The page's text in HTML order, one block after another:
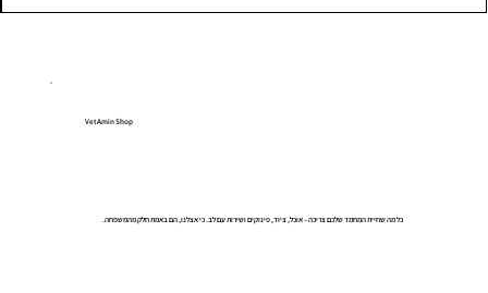
VetAmin Shop
כל מה שחיית המחמד שלכם צריכה – אוכל, ציוד, פינוקים ושירות עם לב. כי אצלנו, הם באמת חלק מהמשפחה.